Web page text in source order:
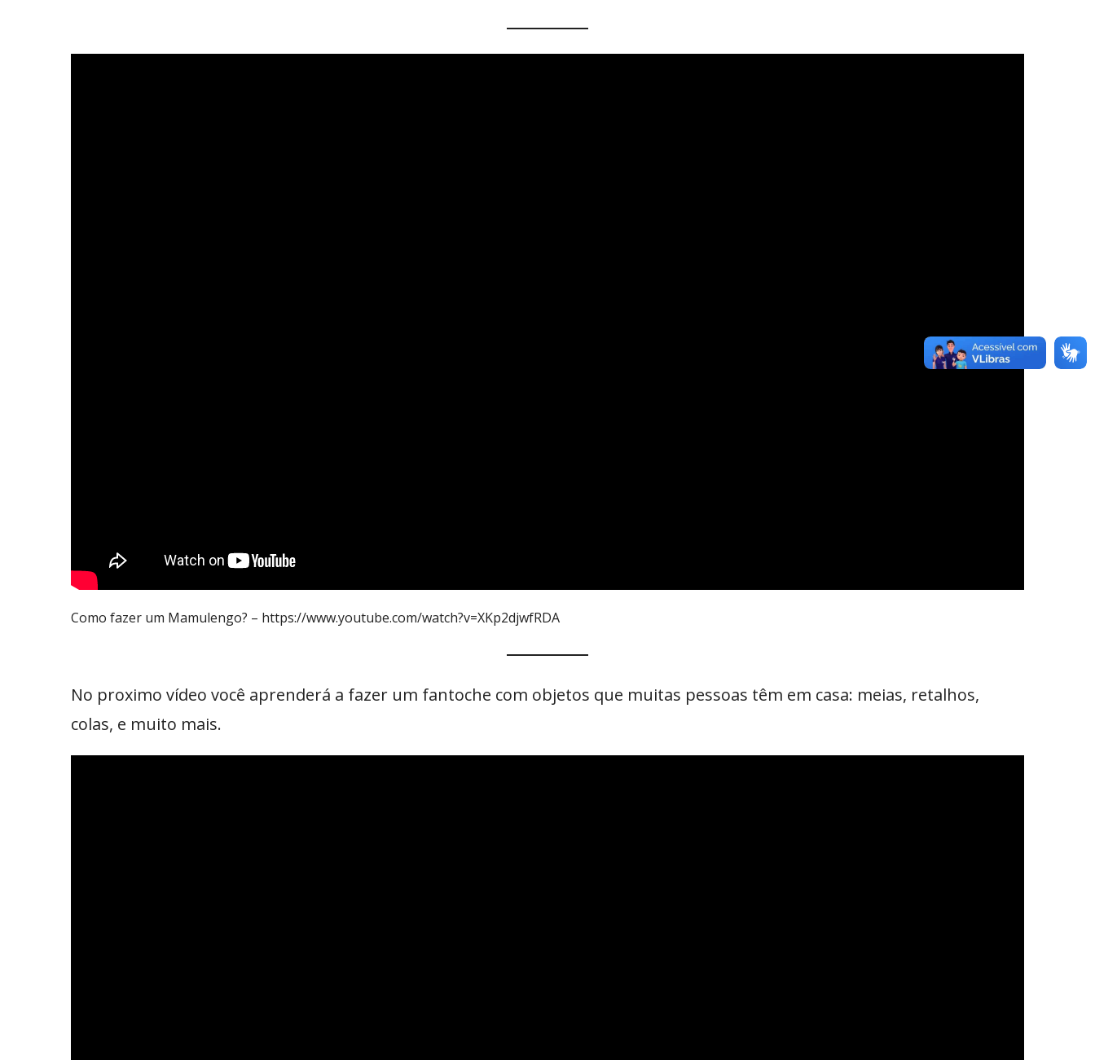
Como fazer um Mamulengo? – https://www.youtube.com/watch?v=XKp2djwfRDA
No proximo vídeo você aprenderá a fazer um fantoche com objetos que muitas pessoas têm em casa: meias, retalhos,
colas, e muito mais.